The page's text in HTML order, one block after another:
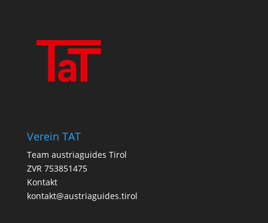
Verein TAT
Team austriaguides Tirol
ZVR 753851475
Kontakt
kontakt@austriaguides.tirol